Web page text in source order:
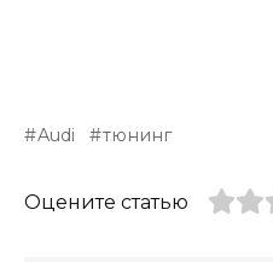
Audi тюнинг
Оцените статью